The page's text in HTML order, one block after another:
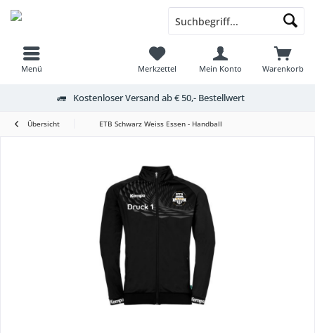
Menü Warenkorb
Merkzettel Mein Konto
Kostenloser Versand ab € 50,- Bestellwert
Übersicht ETB Schwarz Weiss Essen - Handball